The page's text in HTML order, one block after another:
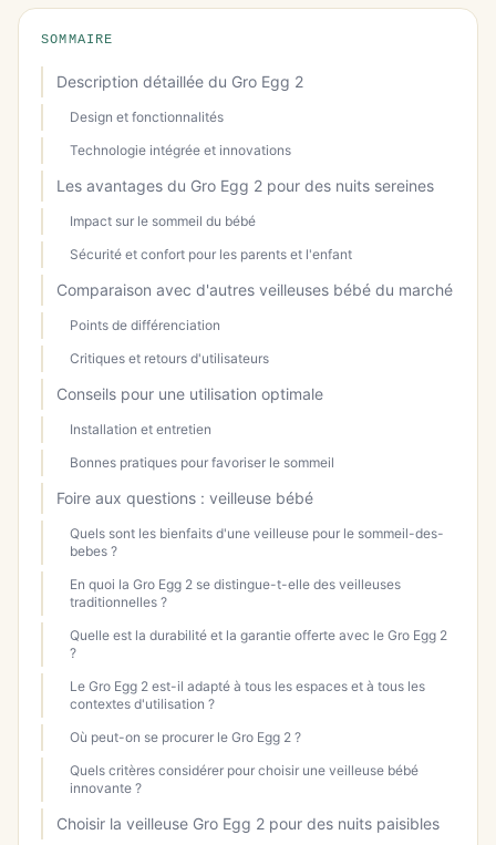
SOMMAIRE
Description détaillée du Gro Egg 2
Design et fonctionnalités
Technologie intégrée et innovations
Les avantages du Gro Egg 2 pour des nuits sereines
Impact sur le sommeil du bébé
Sécurité et confort pour les parents et l'enfant
Comparaison avec d'autres veilleuses bébé du marché
Points de différenciation
Critiques et retours d'utilisateurs
Conseils pour une utilisation optimale
Installation et entretien
Bonnes pratiques pour favoriser le sommeil
Foire aux questions : veilleuse bébé
Quels sont les bienfaits d'une veilleuse pour le sommeil-des-
bebes ?
En quoi la Gro Egg 2 se distingue-t-elle des veilleuses
traditionnelles ?
Quelle est la durabilité et la garantie offerte avec le Gro Egg 2
?
Le Gro Egg 2 est-il adapté à tous les espaces et à tous les
contextes d'utilisation ?
Où peut-on se procurer le Gro Egg 2 ?
Quels critères considérer pour choisir une veilleuse bébé
innovante ?
Choisir la veilleuse Gro Egg 2 pour des nuits paisibles